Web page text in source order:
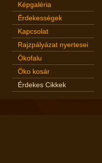
Képgaléria
Érdekességek
Kapcsolat
Rajzpályázat nyertesei
Ökofalu
Öko kosár
Érdekes Cikkek